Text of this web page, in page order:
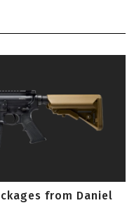
from Daniel